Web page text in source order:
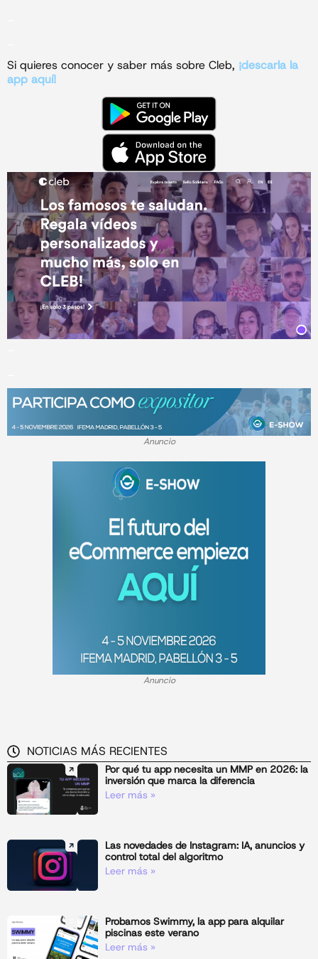
Si quieres conocer y saber más sobre Cleb, ¡descarla la
app aquí!
Anuncio
Anuncio
NOTICIAS MÁS RECIENTES
Por qué tu app necesita un MMP en 2026: la
inversión que marca la diferencia
Leer más »
Las novedades de Instagram: IA, anuncios y
control total del algoritmo
Leer más »
Probamos Swimmy, la app para alquilar
piscinas este verano
Leer más »